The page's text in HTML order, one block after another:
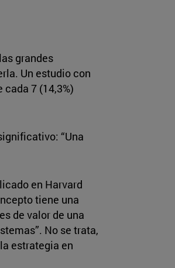
grandes
Un estudio con
7 (14,3%)
“Una
en Harvard
tiene una
de valor de una
No se trata,
estrategia en